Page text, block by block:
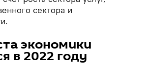
сектора и
экономики
в 2022 году